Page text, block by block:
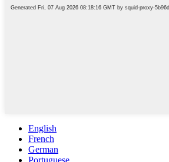
English
French
German
Portuguese